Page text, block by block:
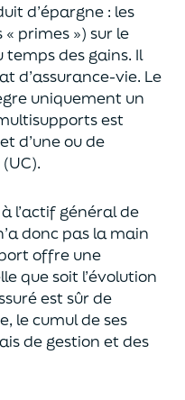
d’épargne : les
« primes ») sur le
temps des gains. Il
d’assurance-vie. Le
uniquement un
est
d’une ou de
l’actif général de
donc pas la main
offre une
que soit l’évolution
est sûr de
le cumul de ses
de gestion et des